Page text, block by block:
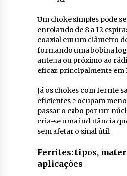
Um choke simples pode
enrolando de 8 a 12
coaxial em um diâmetro
formando uma bobina
antena ou próximo ao
eficaz principalmente em
Já os chokes com ferrite
eficientes e ocupam
passar o cabo por um
cria-se uma indutância
sem afetar o sinal útil.
Ferrites: tipos,
aplicações